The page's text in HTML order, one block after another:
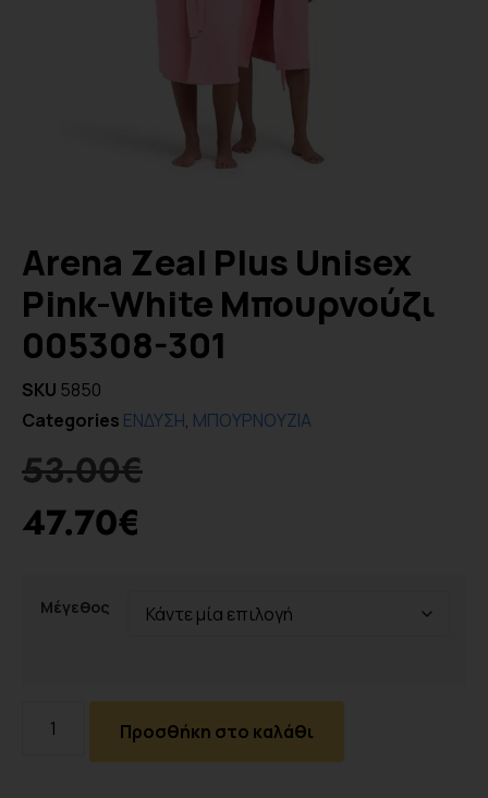
Arena Zeal Plus Unisex
Pink-White Μπουρνούζι
005308-301
SKU 5850
Categories ΕΝΔΥΣΗ, ΜΠΟΥΡΝΟΥΖΙΑ
53.00€
47.70€
Μέγεθος
Προσθήκη στο καλάθι